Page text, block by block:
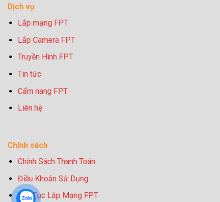
Dịch vụ
Lắp mạng FPT
Lắp Camera FPT
Truyền Hình FPT
Tin tức
Cẩm nang FPT
Liên hệ
Chính sách
Chính Sách Thanh Toán
Điều Khoản Sử Dụng
Thủ Tục Lắp Mạng FPT